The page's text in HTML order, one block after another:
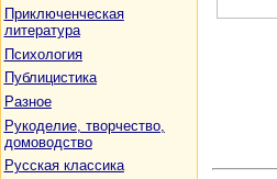
Приключенческая
литература
Психология
Публицистика
Разное
Рукоделие, творчество,
домоводство
Русская классика